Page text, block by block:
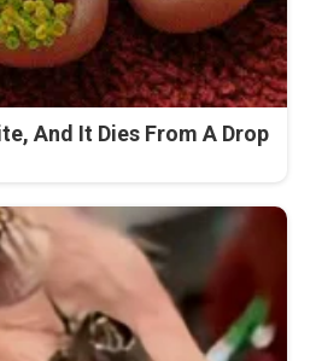
And It Dies From A Drop